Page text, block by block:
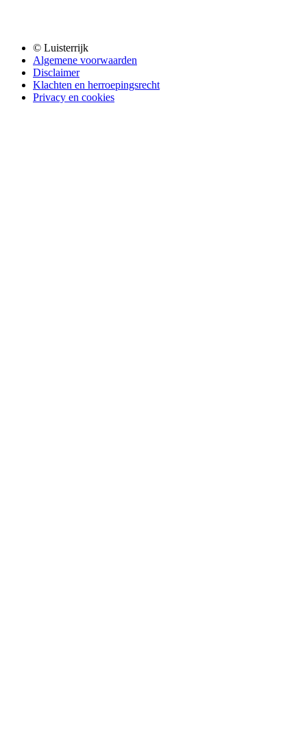
© Luisterrijk
Algemene voorwaarden
Disclaimer
Klachten en herroepingsrecht
Privacy en cookies